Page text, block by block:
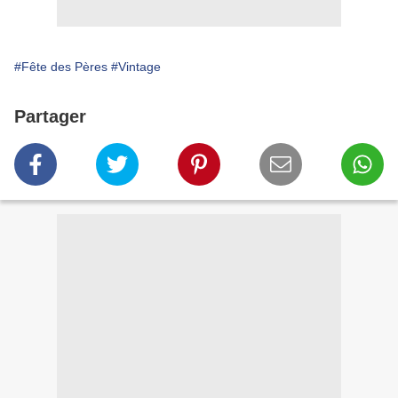
#Fête des Pères #Vintage
Partager